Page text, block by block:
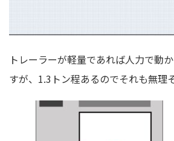
トレーラーが軽量であれば人力で動
すが、1.3トン程あるのでそれも無理